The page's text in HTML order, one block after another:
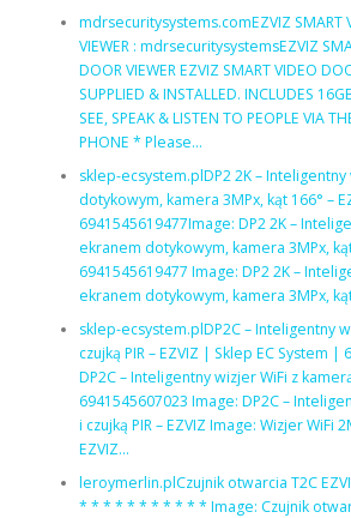
mdrsecuritysystems.comEZVIZ SMART
VIEWER : mdrsecuritysystemsEZVIZ
DOOR VIEWER EZVIZ SMART VIDEO
SUPPLIED & INSTALLED. INCLUDES
SEE, SPEAK & LISTEN TO PEOPLE VIA
PHONE * Please…
sklep-ecsystem.plDP2 2K –
dotykowym, kamera 3MPx, kąt 166° –
6941545619477Image: DP2 2K –
ekranem dotykowym, kamera 3MPx,
6941545619477 Image: DP2 2K –
ekranem dotykowym, kamera 3MPx,
sklep-ecsystem.plDP2C – Inteligentny
czujką PIR – EZVIZ | Sklep EC System |
DP2C – Inteligentny wizjer WiFi z
6941545607023 Image: DP2C –
i czujką PIR – EZVIZ Image: Wizjer WiFi
EZVIZ…
leroymerlin.plCzujnik otwarcia T2C
* * * * * * * * * * * Image: Czujnik